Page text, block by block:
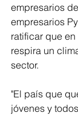
empresarios
empresarios
ratificar que
respira un
sector.
"El país que
jóvenes y